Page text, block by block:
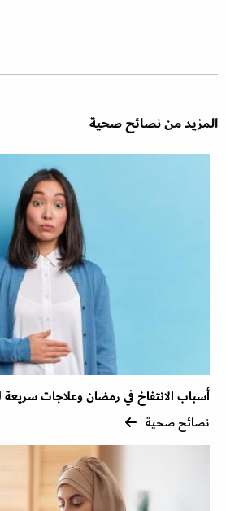
المزيد من نصائح صحية
أسباب الانتفاخ في رمضان وعلاجات
نصائح صحية